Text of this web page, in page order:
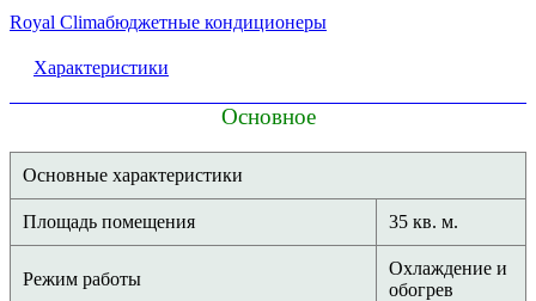
Royal Climaбюджетные кондиционеры
Характеристики
Основное
Основные характеристики
Площадь помещения 35 кв. м.
Режим работы
Охлаждение и
обогрев